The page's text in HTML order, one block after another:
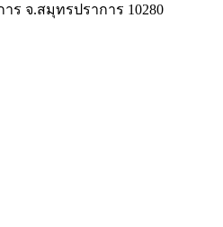
ร จ.สมุทรปราการ 10280